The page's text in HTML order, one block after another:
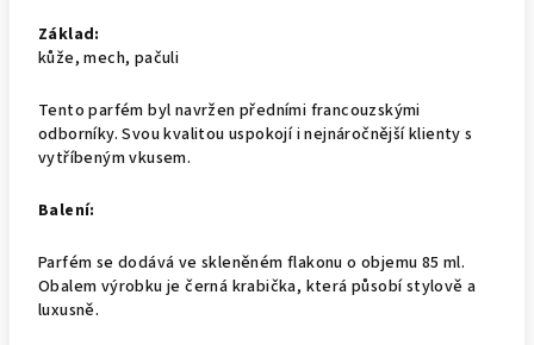
Základ:
kůže, mech, pačuli
Tento parfém byl navržen předními francouzskými
odborníky. Svou kvalitou uspokojí i nejnáročnější klienty s
vytříbeným vkusem.
Balení:
Parfém se dodává ve skleněném flakonu o objemu 85 ml.
Obalem výrobku je černá krabička, která působí stylově a
luxusně.